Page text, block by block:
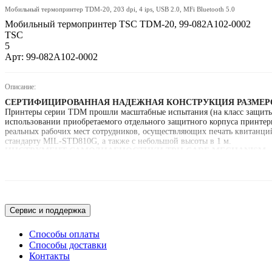
Мобильный термопринтер TDM-20, 203 dpi, 4 ips, USB 2.0, MFi Bluetooth 5.0
Мобильный термопринтер TSC TDM-20, 99-082A102-0002
TSC
5
Арт: 99-082A102-0002
Описание:
СЕРТИФИЦИРОВАННАЯ НАДЕЖНАЯ КОНСТРУКЦИЯ
Принтеры серии TDM прошли масштабные испытания (на класс
использовании приобретаемого отдельного защитного корпуса
реальных рабочих мест сотрудников, осуществляющих печать
стандарту MIL-STD810G, а также с небольшой высоты в 1 м.
Принтеры серии TDM оснащаются инструментом самодиагностики
поиск пропущенных точек, таким образом гарантируя упреждающую
циклов зарядки. Для этого используется Battery Management System,
отслеживается ухудшение ее характеристик для своевременной
бесперебойно выполнять рабочие операции.
КОМПЛЕКТ ВСТРОЕННОГО ПРОГРАММНОГО ОБЕСПЕЧЕНИЯ:
Принтеры серии TDM не просто поддерживают OPOS, они
OPOS/SDKs в переносные принтеры серии TDM позволяет с
Сервис и поддержка
Способы оплаты
Способы доставки
Контакты